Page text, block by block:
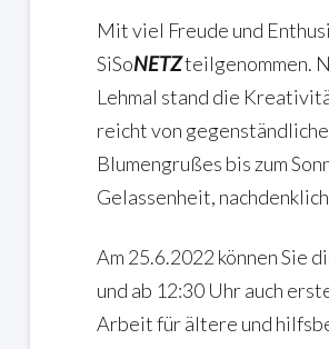
Mit viel Freude und
SiSoNETZteilgenommen.
Lehmal stand die
reicht von
Blumengrußes bis zum
Gelassenheit,
Am 25.6.2022 können Sie
und ab 12:30 Uhr auch
Arbeit für ältere und